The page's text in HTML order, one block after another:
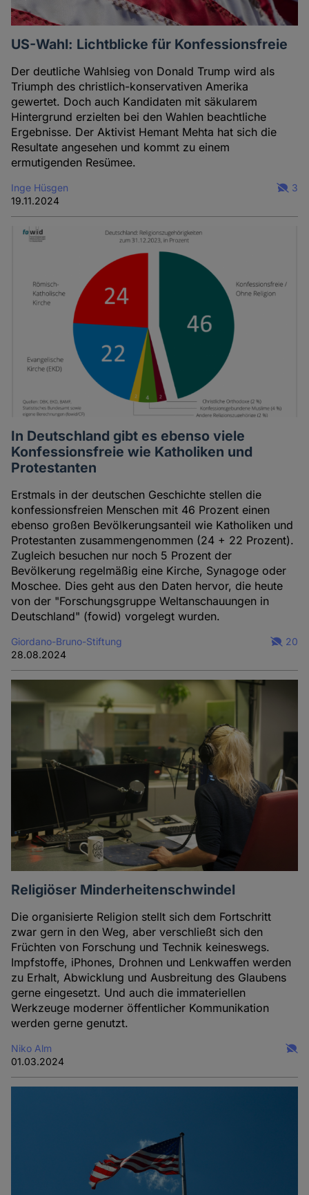
US-Wahl: Lichtblicke für Konfessionsfreie
Der deutliche Wahlsieg von Donald Trump wird als
Triumph des christlich-konservativen Amerika
gewertet. Doch auch Kandidaten mit säkularem
Hintergrund erzielten bei den Wahlen beachtliche
Ergebnisse. Der Aktivist Hemant Mehta hat sich die
Resultate angesehen und kommt zu einem
ermutigenden Resümee.
Inge Hüsgen
19.11.2024
3
In Deutschland gibt es ebenso viele
Konfessionsfreie wie Katholiken und
Protestanten
Erstmals in der deutschen Geschichte stellen die
konfessionsfreien Menschen mit 46 Prozent einen
ebenso großen Bevölkerungsanteil wie Katholiken und
Protestanten zusammengenommen (24 + 22 Prozent).
Zugleich besuchen nur noch 5 Prozent der
Bevölkerung regelmäßig eine Kirche, Synagoge oder
Moschee. Dies geht aus den Daten hervor, die heute
von der "Forschungsgruppe Weltanschauungen in
Deutschland" (fowid) vorgelegt wurden.
Giordano-Bruno-Stiftung
28.08.2024
20
Religiöser Minderheitenschwindel
Die organisierte Religion stellt sich dem Fortschritt
zwar gern in den Weg, aber verschließt sich den
Früchten von Forschung und Technik keineswegs.
Impfstoffe, iPhones, Drohnen und Lenkwaffen werden
zu Erhalt, Abwicklung und Ausbreitung des Glaubens
gerne eingesetzt. Und auch die immateriellen
Werkzeuge moderner öffentlicher Kommunikation
werden gerne genutzt.
Niko Alm
01.03.2024
Cookies